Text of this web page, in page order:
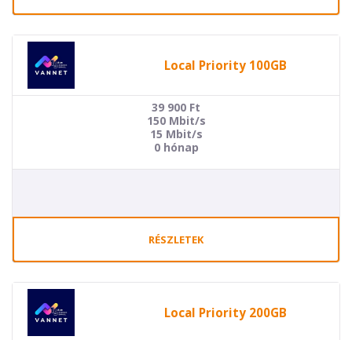
Local Priority 100GB
39 900 Ft
150 Mbit/s
15 Mbit/s
0 hónap
RÉSZLETEK
Local Priority 200GB